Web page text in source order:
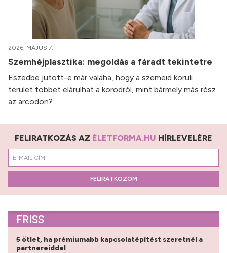
2026. MÁJUS 7.
Szemhéjplasztika: megoldás a fáradt tekintetre
Eszedbe jutott-e már valaha, hogy a szemeid körüli
terület többet elárulhat a korodról, mint bármely más rész
az arcodon?
FELIRATKOZÁS AZ ÉLETFORMA.HU HÍRLEVELÉRE
FELIRATKOZOM
FRISS
5 ötlet, ha prémiumabb kapcsolatépítést szeretnél a
partnereiddel